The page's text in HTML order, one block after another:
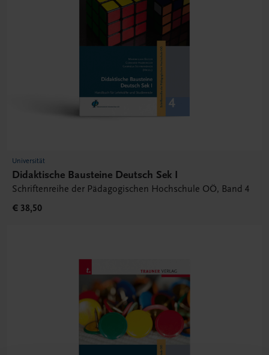
Universität
Didaktische Bausteine Deutsch Sek I
Schriftenreihe der Pädagogischen Hochschule OÖ, Band 4
€ 38,50